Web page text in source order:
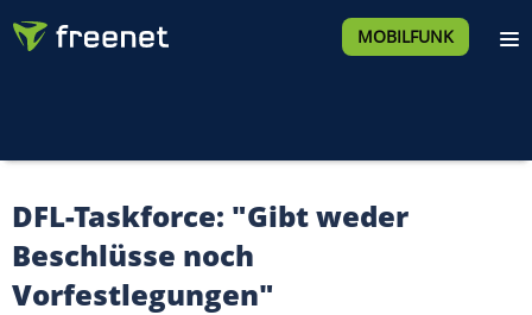
MOBILFUNK
DFL-Taskforce: "Gibt weder
Beschlüsse noch
Vorfestlegungen"